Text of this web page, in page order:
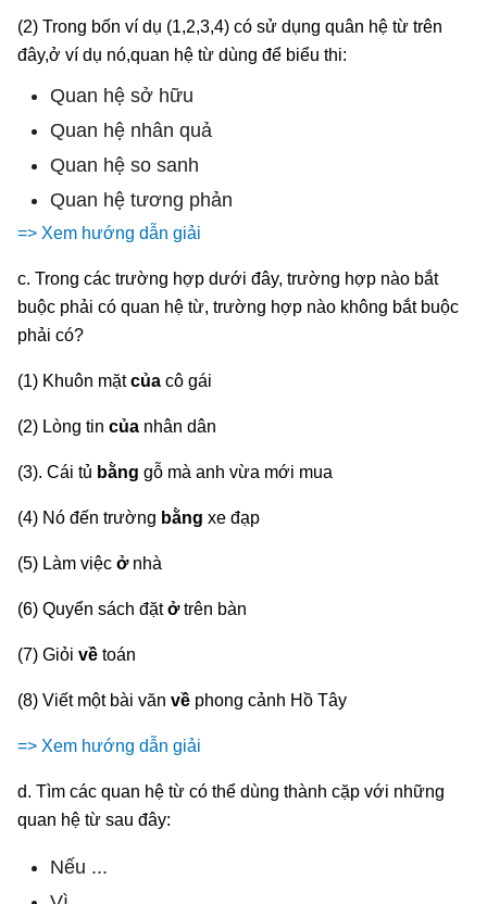
(2) Trong bốn ví dụ (1,2,3,4) có sử dụng quân hệ từ trên
đây,ở ví dụ nó,quan hệ từ dùng để biểu thi:
Quan hệ sở hữu
Quan hệ nhân quả
Quan hệ so sanh
Quan hệ tương phản
=> Xem hướng dẫn giải
c. Trong các trường hợp dưới đây, trường hợp nào bắt
buộc phải có quan hệ từ, trường hợp nào không bắt buộc
phải có?
(1) Khuôn mặtcủa cô gái
(2) Lòng tin của nhân dân
(3). Cái tủ bằng gỗ mà anh vừa mới mua
(4) Nó đến trường bằng xe đạp
(5) Làm việc ởnhà
(6) Quyển sách đặtởtrên bàn
(7) Giỏi về toán
(8) Viết một bài văn về phong cảnh Hồ Tây
=> Xem hướng dẫn giải
d. Tìm các quan hệ từ có thể dùng thành cặp với những
quan hệ từ sau đây:
Nếu ...